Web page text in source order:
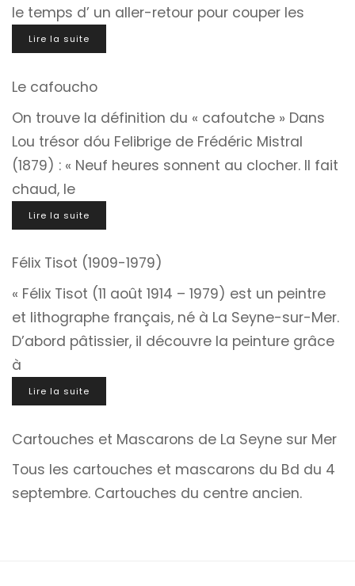
le temps d’ un aller-retour pour couper les
Lire la suite
Le cafoucho
On trouve la définition du « cafoutche » Dans
Lou trésor dóu Felibrige de Frédéric Mistral
(1879) : « Neuf heures sonnent au clocher. Il fait
chaud, le
Lire la suite
Félix Tisot (1909-1979)
« Félix Tisot (11 août 1914 – 1979) est un peintre
et lithographe français, né à La Seyne-sur-Mer.
D’abord pâtissier, il découvre la peinture grâce
à
Lire la suite
Cartouches et Mascarons de La Seyne sur Mer
Tous les cartouches et mascarons du Bd du 4
septembre. Cartouches du centre ancien.